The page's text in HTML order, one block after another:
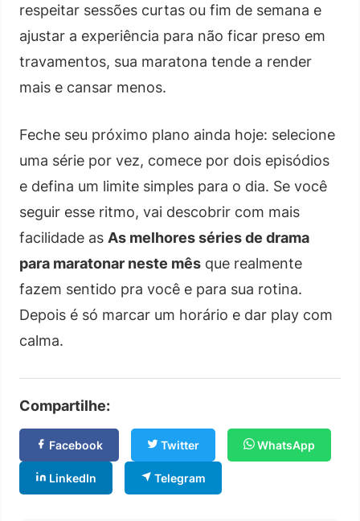
respeitar sessões curtas ou fim de semana e
ajustar a experiência para não ficar preso em
travamentos, sua maratona tende a render
mais e cansar menos.
Feche seu próximo plano ainda hoje: selecione
uma série por vez, comece por dois episódios
e defina um limite simples para o dia. Se você
seguir esse ritmo, vai descobrir com mais
facilidade as As melhores séries de drama
para maratonar neste mês que realmente
fazem sentido pra você e para sua rotina.
Depois é só marcar um horário e dar play com
calma.
Compartilhe:
Facebook Twitter WhatsApp
LinkedIn Telegram